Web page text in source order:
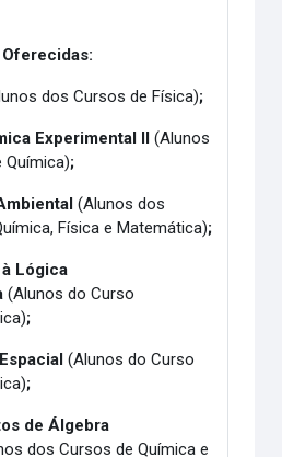
dos Cursos de Física);
Experimental II(Alunos
Química);
(Alunos dos
Física e Matemática);
Lógica
(Alunos do Curso
;
(Alunos do Curso
;
de Álgebra
dos Cursos de Química e